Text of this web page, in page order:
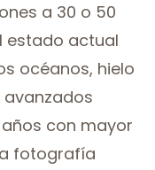
a 30 o 50
estado actual
océanos, hielo
con mayor
fotografía